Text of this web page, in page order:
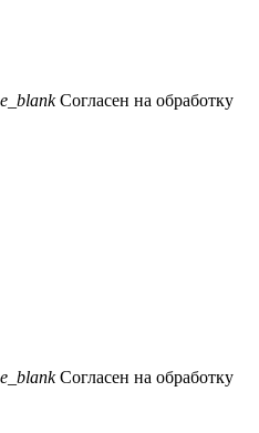
Согласен на обработку
Согласен на обработку